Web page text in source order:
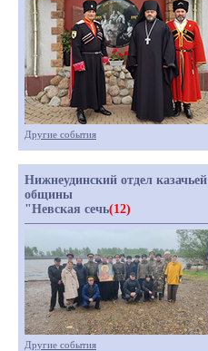
Другие события
Нижнеудинский отдел казачьей
общины
"Невская сечь(12)
Другие события